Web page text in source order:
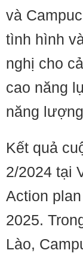
và
tình hình
nghị cho
cao năng
năng
Kết quả
2/2024 tại
Action
2025.
Lào,